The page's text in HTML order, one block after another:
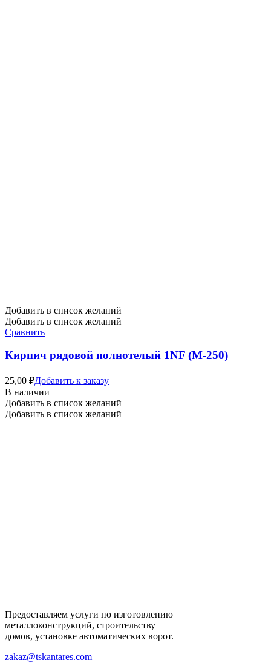
Добавить в список желаний
Добавить в список желаний
Сравнить
Кирпич рядовой полнотелый 1NF (М-250)
25,00 ₽Добавить к заказу
В наличии
Добавить в список желаний
Добавить в список желаний
Предоставляем услуги по изготовлению
металлоконструкций, строительству
домов, установке автоматических ворот.
zakaz@tskantares.com